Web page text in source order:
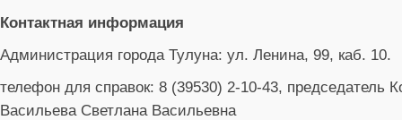
Контактная информация
Администрация города Тулуна: ул. Ленина, 99, каб. 10.
телефон для справок: 8 (39530) 2-10-43, председатель
Васильева Светлана Васильевна